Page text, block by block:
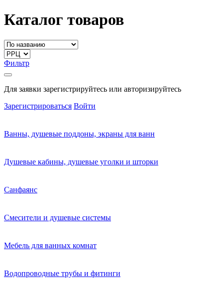
Каталог товаров
Фильтр
Для заявки зарегистрируйтесь или авторизируйтесь
Зарегистрироваться Войти
Ванны, душевые поддоны, экраны для ванн
Душевые кабины, душевые уголки и шторки
Санфаянс
Смесители и душевые системы
Мебель для ванных комнат
Водопроводные трубы и фитинги